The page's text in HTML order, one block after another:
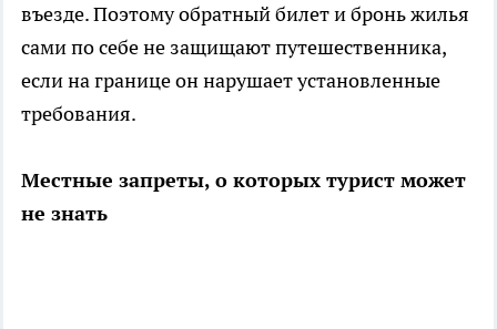
въезде. Поэтому обратный билет и бронь жилья
сами по себе не защищают путешественника,
если на границе он нарушает установленные
требования.
Местные запреты, о которых турист может
не знать